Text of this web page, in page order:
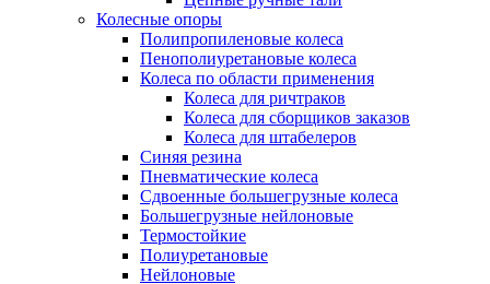
Колесные опоры
Полипропиленовые колеса
Пенополиуретановые колеса
Колеса по области применения
Колеса для ричтраков
Колеса для сборщиков заказов
Колеса для штабелеров
Синяя резина
Пневматические колеса
Сдвоенные большегрузные колеса
Большегрузные нейлоновые
Термостойкие
Полиуретановые
Нейлоновые